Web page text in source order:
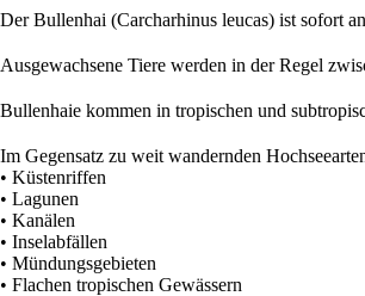
Der Bullenhai (Carcharhinus leucas) ist sofort
Ausgewachsene Tiere werden in der Regel
Bullenhaie kommen in tropischen und
Im Gegensatz zu weit wandernden
• Küstenriffen
• Lagunen
• Kanälen
• Inselabfällen
• Mündungsgebieten
• Flachen tropischen Gewässern